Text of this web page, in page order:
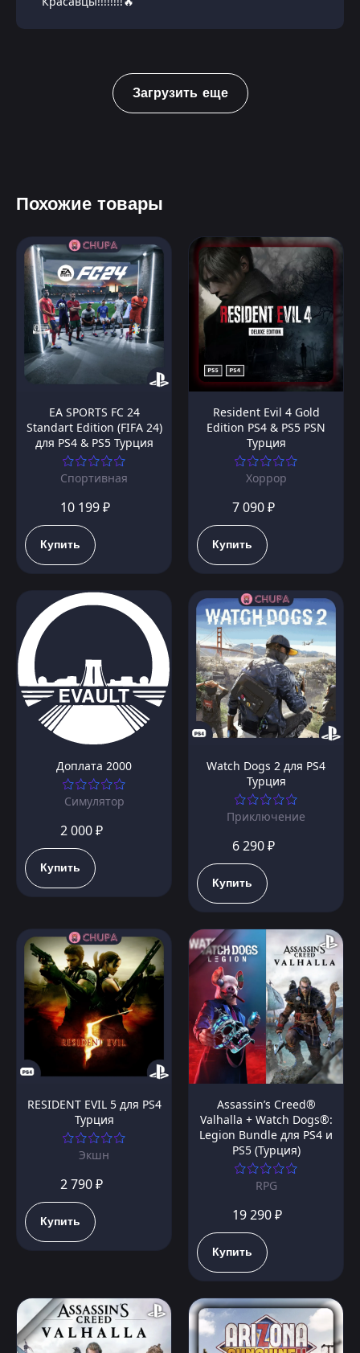
Загрузить еще
Похожие товары
EA SPORTS FC 24
Standart Edition (FIFA 24)
для PS4 & PS5 Турция
Спортивная
10 199 ₽
Купить
Resident Evil 4 Gold
Edition PS4 & PS5 PSN
Турция
Хоррор
7 090 ₽
Купить
Доплата 2000
Симулятор
2 000 ₽
Купить
Watch Dogs 2 для PS4
Турция
Приключение
6 290 ₽
Купить
RESIDENT EVIL 5 для PS4
Турция
Экшн
2 790 ₽
Купить
Assassin’s Creed®
Valhalla + Watch Dogs®:
Legion Bundle для PS4 и
PS5 (Турция)
RPG
19 290 ₽
Купить